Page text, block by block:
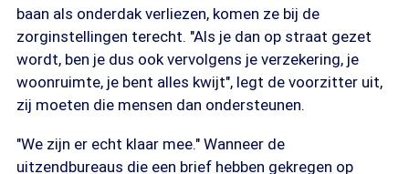
baan als onderdak verliezen, komen ze bij de
zorginstellingen terecht. "Als je dan op straat gezet
wordt, ben je dus ook vervolgens je verzekering, je
woonruimte, je bent alles kwijt", legt de voorzitter uit,
zij moeten die mensen dan ondersteunen.
"We zijn er echt klaar mee." Wanneer de
uitzendbureaus die een brief hebben gekregen op